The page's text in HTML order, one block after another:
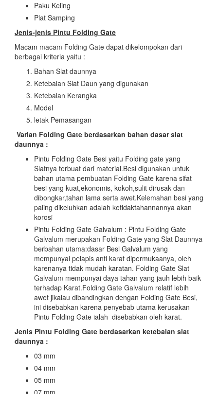
Paku Keling
Plat Samping
Jenis-jenis Pintu Folding Gate
Macam macam Folding Gate dapat dikelompokan dari
berbagai kriteria yaitu :
Bahan Slat daunnya
Ketebalan Slat Daun yang digunakan
Ketebalan Kerangka
Model
letak Pemasangan
Varian Folding Gate berdasarkan bahan dasar slat
daunnya :
Pintu Folding Gate Besi yaitu Folding gate yang
Slatnya terbuat dari material.Besi digunakan untuk
bahan utama pembuatan Folding Gate karena sifat
besi yang kuat,ekonomis, kokoh,sulit dirusak dan
dibongkar,tahan lama serta awet.Kelemahan besi yang
paling dikeluhkan adalah ketidaktahannannya akan
korosi
Pintu Folding Gate Galvalum : Pintu Folding Gate
Galvalum merupakan Folding Gate yang Slat Daunnya
berbahan utama:dasar Besi Galvalum yang
mempunyai pelapis anti karat dipermukaanya, oleh
karenanya tidak mudah karatan. Folding Gate Slat
Galvalum mempunyai daya tahan yang jauh lebih baik
terhadap Karat.Folding Gate Galvalum relatif lebih
awet jikalau dibandingkan dengan Folding Gate Besi,
ini disebabkan karena penyebab utama kerusakan
Pintu Folding Gate ialah disebabkan oleh karat.
Jenis Pintu Folding Gate berdasarkan ketebalan slat
daunnya :
03 mm
04 mm
05 mm